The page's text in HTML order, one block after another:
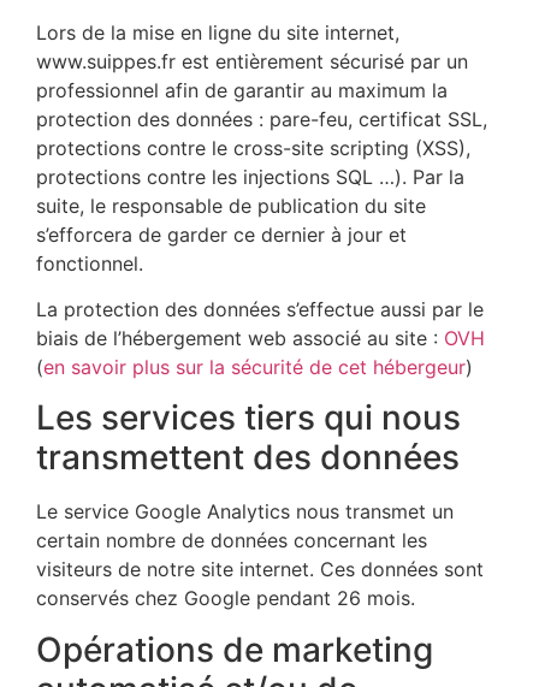
Lors de la mise en ligne du site internet,
www.suippes.fr est entièrement sécurisé par un
professionnel afin de garantir au maximum la
protection des données : pare-feu, certificat SSL,
protections contre le cross-site scripting (XSS),
protections contre les injections SQL …). Par la
suite, le responsable de publication du site
s’efforcera de garder ce dernier à jour et
fonctionnel.
La protection des données s’effectue aussi par le
biais de l’hébergement web associé au site : OVH
(en savoir plus sur la sécurité de cet hébergeur)
Les services tiers qui nous
transmettent des données
Le service Google Analytics nous transmet un
certain nombre de données concernant les
visiteurs de notre site internet. Ces données sont
conservés chez Google pendant 26 mois.
Opérations de marketing